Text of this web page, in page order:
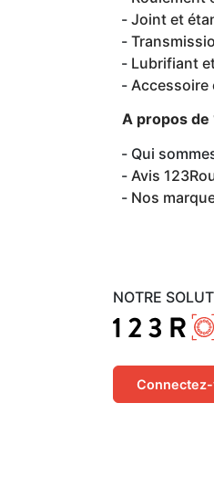
NOTRE
Joint et
Lubrifiant
Accessoire
A propos de
Qui
Avis
Nos